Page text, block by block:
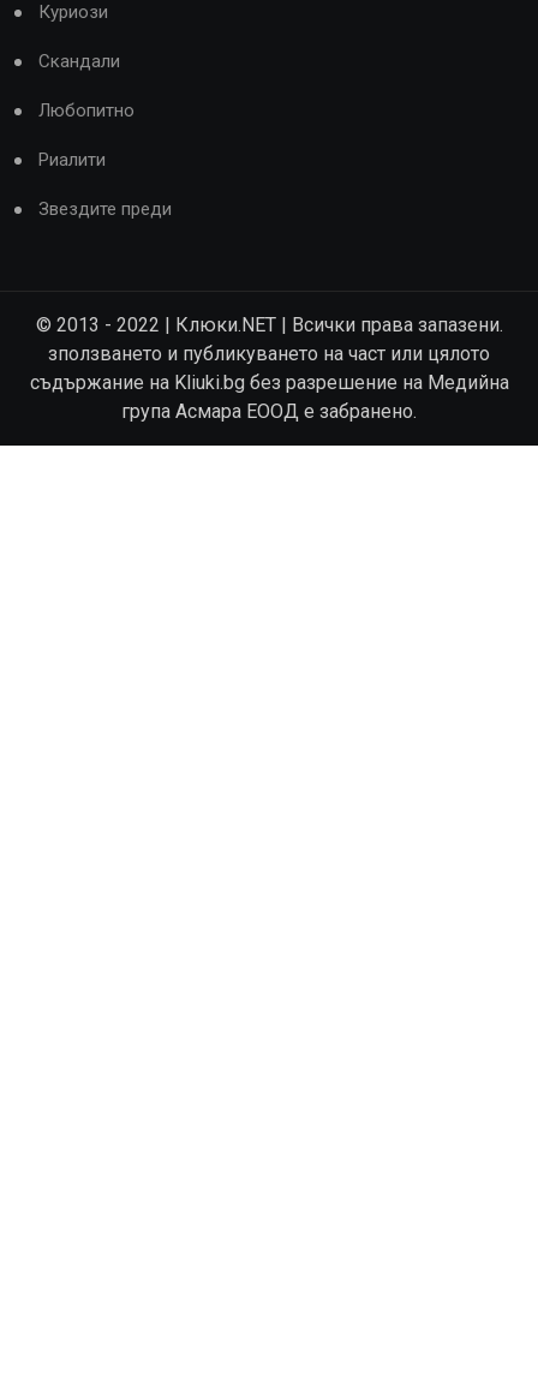
Куриози
Скандали
Любопитно
Риалити
Звездите преди
© 2013 - 2022 | Клюки.NET | Всички права запазени.
зползването и публикуването на част или цялото
съдържание на Kliuki.bg без разрешение на Медийна
група Асмара ЕООД е забранено.